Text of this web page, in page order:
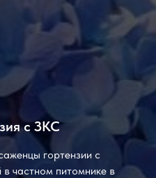
с ЗКС
гортензии с
частном питомнике в